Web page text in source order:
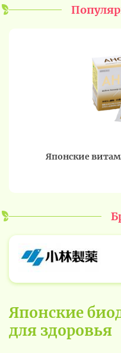
японские
Японские
для здоровья